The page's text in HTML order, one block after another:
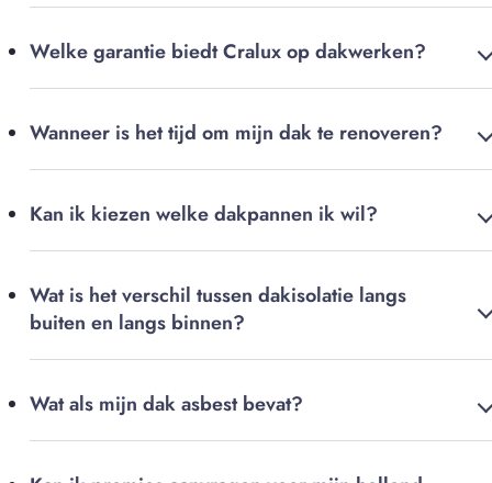
Welke garantie biedt Cralux op dakwerken?
Wanneer is het tijd om mijn dak te renoveren?
Kan ik kiezen welke dakpannen ik wil?
Wat is het verschil tussen dakisolatie langs
buiten en langs binnen?
Wat als mijn dak asbest bevat?